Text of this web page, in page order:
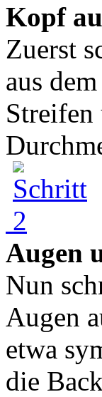
Kopf
Zuerst
aus
Augen
Nun
Augen
etwa
die